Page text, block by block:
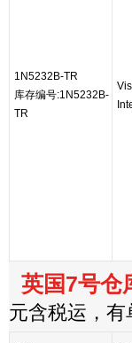
1N5232B-TR
库存编号:1N5232B-
TR
英国7号仓
元含税运，